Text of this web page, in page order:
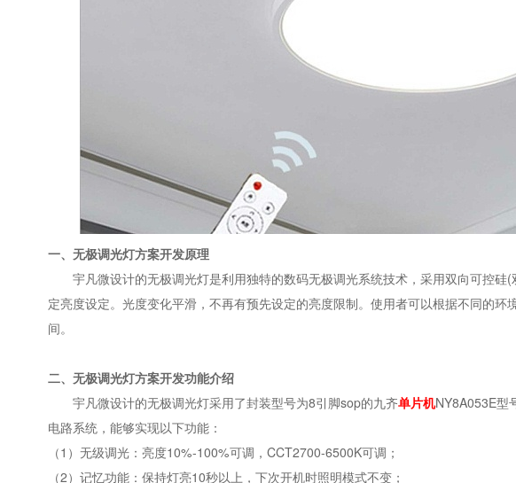
一、无极调光灯方案开发原理
宇凡微设计的无极调光灯是利用独特的数码无极调光系统技术，采用双向可控硅
定亮度设定。光度变化平滑，不再有预先设定的亮度限制。使用者可以根据不同的
间。
二、无极调光灯方案开发功能介绍
宇凡微设计的无极调光灯采用了封装型号为8引脚sop的九齐单片机NY8A053E型
电路系统，能够实现以下功能：
（1）无级调光：亮度10%-100%可调，CCT2700-6500K可调；
（2）记忆功能：保持灯亮10秒以上，下次开机时照明模式不变；